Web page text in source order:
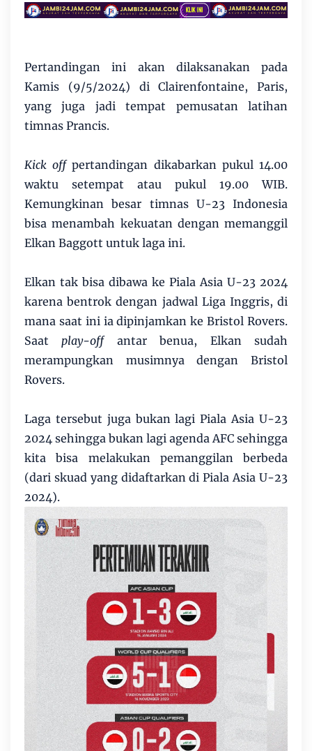
Pertandingan ini akan dilaksanakan pada
Kamis (9/5/2024) di Clairenfontaine, Paris,
yang juga jadi tempat pemusatan latihan
timnas Prancis.
Kick offpertandingan dikabarkan pukul 14.00
waktu setempat atau pukul 19.00 WIB.
Kemungkinan besar timnas U-23 Indonesia
bisa menambah kekuatan dengan memanggil
Elkan Baggott untuk laga ini.
Elkan tak bisa dibawa ke Piala Asia U-23 2024
karena bentrok dengan jadwal Liga Inggris, di
mana saat ini ia dipinjamkan ke Bristol Rovers.
Saatplay-offantar benua, Elkan sudah
merampungkan musimnya dengan Bristol
Rovers.
Laga tersebut juga bukan lagi Piala Asia U-23
2024 sehingga bukan lagi agenda AFC sehingga
kita bisa melakukan pemanggilan berbeda
(dari skuad yang didaftarkan di Piala Asia U-23
2024).